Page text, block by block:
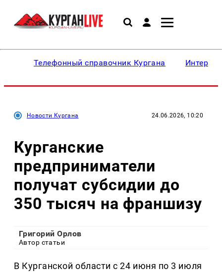
Телефонный справочник Кургана
Новости Кургана 24.06.2026, 10:20
Курганские
предприниматели
получат субсидии до
350 тысяч на франшизу
Григорий Орлов
Автор статьи
В Курганской области с 24 июня по 3 июля